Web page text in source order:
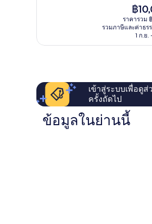
ราคา
ปัจจุบั
คือ
฿
฿
ราคารวม
รวมภาษีและค่าธร
1 ก.ย.
เข้าสู่ระบบเพื่อดู
ครั้งถัดไป
ข้อมูลในย่านนี้